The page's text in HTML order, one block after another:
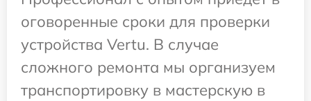
оговоренные сроки для проверки
устройства Vertu. В случае
сложного ремонта мы организуем
транспортировку в мастерскую в